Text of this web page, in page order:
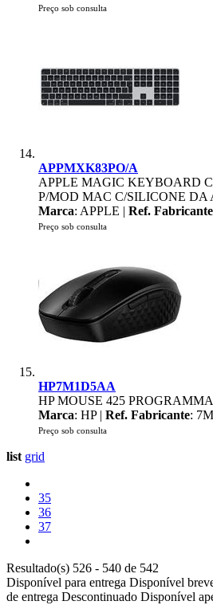
Preço sob consulta
APPMXK83PO/A
APPLE MAGIC KEYBOARD
P/MOD MAC C/SILICONE DA
Marca: APPLE | Ref. Fabricante
Preço sob consulta
HP7M1D5AA
HP MOUSE 425
Marca: HP | Ref. Fabricante:
Preço sob consulta
list grid
35
36
37
Resultado(s) 526 - 540 de 542
Disponível para entrega Disponível
de entrega Descontinuado Disponível